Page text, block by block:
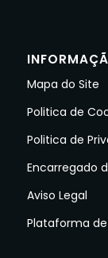
Mapa do Site
Politica de
Politica de
Encarregado
Aviso Legal
Plataforma